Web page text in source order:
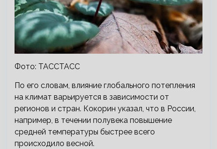
Фото: ТАССТАСС
По его словам, влияние глобального потепления
на климат варьируется в зависимости от
регионов и стран. Кокорин указал, что в России,
например, в течении полувека повышение
средней температуры быстрее всего
происходило весной.